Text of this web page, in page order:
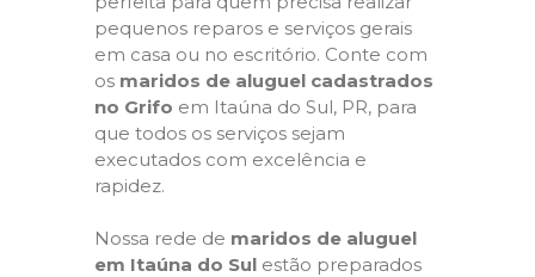
pequenos reparos e serviços gerais
em casa ou no escritório. Conte com
os maridos de aluguel cadastrados
no Grifo em Itaúna do Sul, PR, para
que todos os serviços sejam
executados com excelência e
rapidez.
Nossa rede de maridos de aluguel
em Itaúna do Sul estão preparados